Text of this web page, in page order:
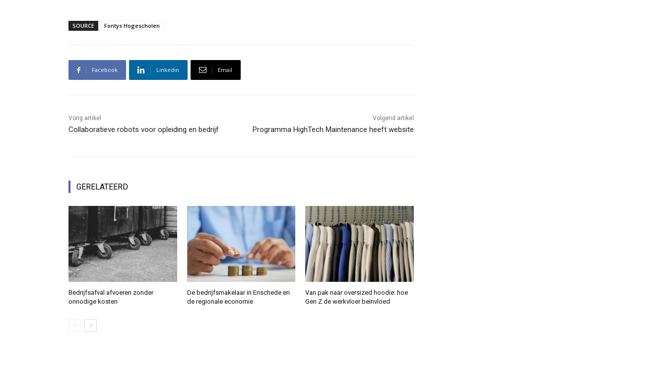
SOURCE Fontys Hogescholen
Facebook Linkedin Email
Vorig artikel
Collaboratieve robots voor opleiding en bedrijf
Volgend artikel
Programma HighTech Maintenance heeft website
GERELATEERD
Bedrijfsafval afvoeren zonder
onnodige kosten
De bedrijfsmakelaar in Enschede en
de regionale economie
Van pak naar oversized hoodie: hoe
Gen Z de werkvloer beïnvloed